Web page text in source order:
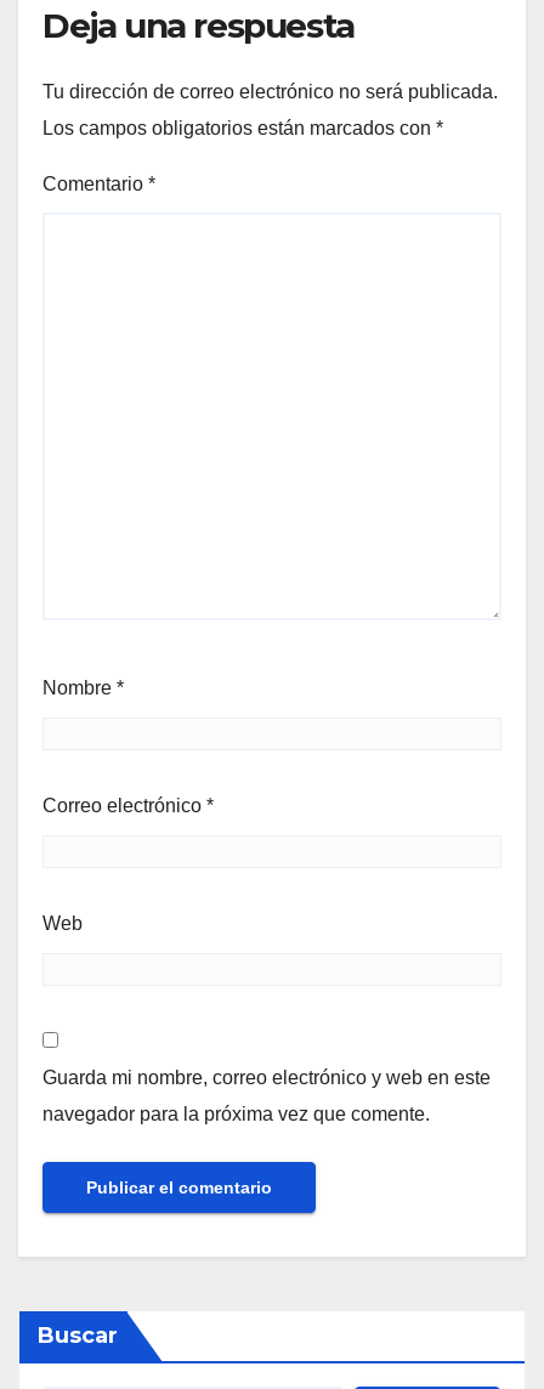
Deja una respuesta
Tu dirección de correo electrónico no será publicada.
Los campos obligatorios están marcados con *
Comentario *
Nombre *
Correo electrónico *
Web
Guarda mi nombre, correo electrónico y web en este
navegador para la próxima vez que comente.
Buscar